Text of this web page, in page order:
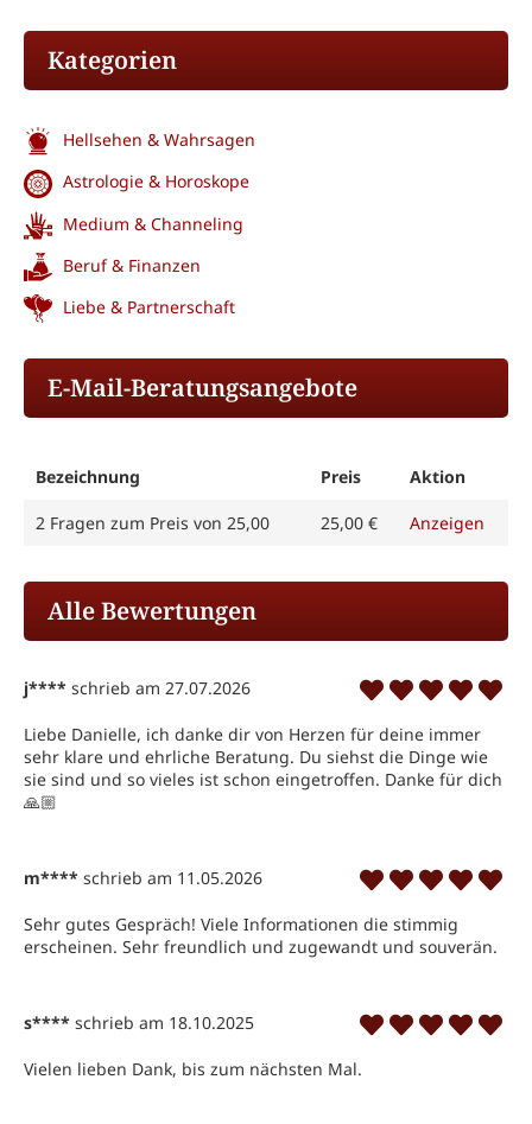
Kategorien
Hellsehen & Wahrsagen
Astrologie & Horoskope
Medium & Channeling
Beruf & Finanzen
Liebe & Partnerschaft
E-Mail-Beratungsangebote
Bezeichnung Preis Aktion
2 Fragen zum Preis von 25,00 25,00 € Anzeigen
Alle Bewertungen
j**** schrieb am 27.07.2026
Liebe Danielle, ich danke dir von Herzen für deine immer
sehr klare und ehrliche Beratung. Du siehst die Dinge wie
sie sind und so vieles ist schon eingetroffen. Danke für dich
🙏🏼
m**** schrieb am 11.05.2026
Sehr gutes Gespräch! Viele Informationen die stimmig
erscheinen. Sehr freundlich und zugewandt und souverän.
s**** schrieb am 18.10.2025
Vielen lieben Dank, bis zum nächsten Mal.